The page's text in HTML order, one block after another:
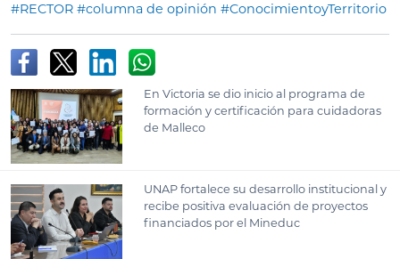
#RECTOR #columna de opinión #ConocimientoyTerritorio
En Victoria se dio inicio al programa de
formación y certificación para cuidadoras
de Malleco
UNAP fortalece su desarrollo institucional y
recibe positiva evaluación de proyectos
financiados por el Mineduc